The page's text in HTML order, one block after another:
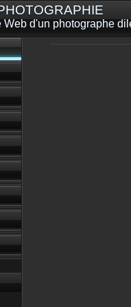
Web d'un photographe